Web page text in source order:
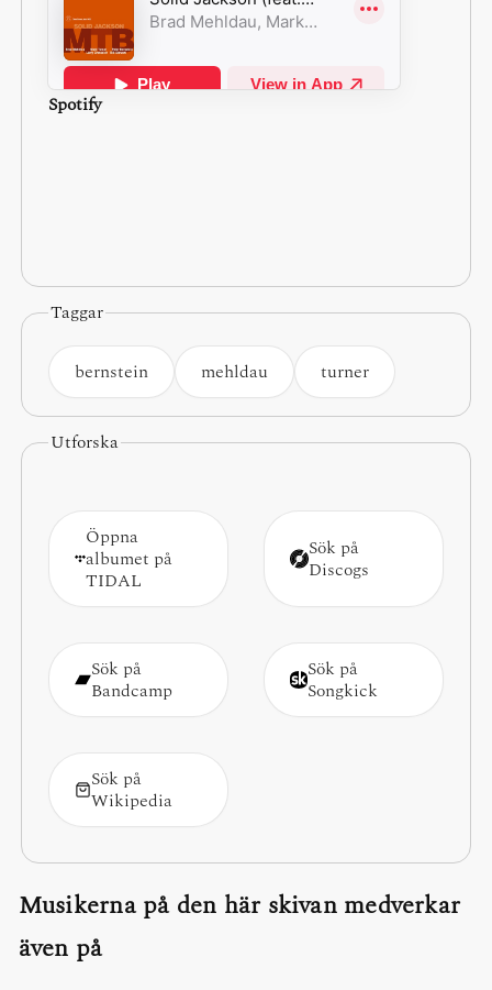
Spotify
Taggar
bernstein mehldau turner
Utforska
Öppna
albumet på
TIDAL
Sök på
Discogs
Sök på
Bandcamp
Sök på
Songkick
Sök på
Wikipedia
Musikerna på den här skivan medverkar
även på